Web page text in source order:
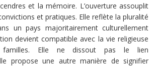
et la mémoire. L’ouverture assouplit
et pratiques. Elle reflète la pluralité
un pays majoritairement culturellement
devient compatible avec la vie religieuse
familles. Elle ne dissout pas le lien
propose une autre manière de signifier